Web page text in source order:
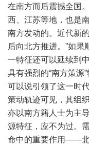
在南方而后震撼全国
西、江苏等地，也是
南方发动的。近代新
后向北方推进。”如
一特征还可以延续到
具有强烈的“南方策源
可以说引领了这一时
策动轨迹可见，其组
亦以南方籍人士为主
源特征，应不为过。
命中的重要作用——北